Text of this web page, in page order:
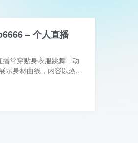
– 个人直播
常穿贴身衣服跳舞，动
示身材曲线，内容以热舞
尺度较高的主题放送。属
【资源类型】：自...